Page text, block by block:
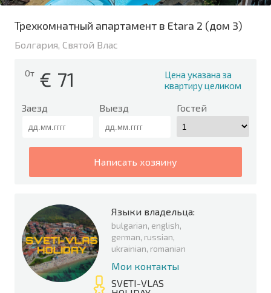
Трехкомнатный апартамент в Etara 2 (дом 3)
Болгария, Святой Влас
От € 71
Цена указана за
квартиру целиком
Заезд Выезд Гостей
написать хозяину
Языки владельца:
bulgarian, english,
german, russian,
ukrainian, romanian
Мои контакты
SVETI-VLAS